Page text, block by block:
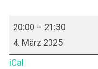
20:00 – 21:30
4. März 2025
iCal